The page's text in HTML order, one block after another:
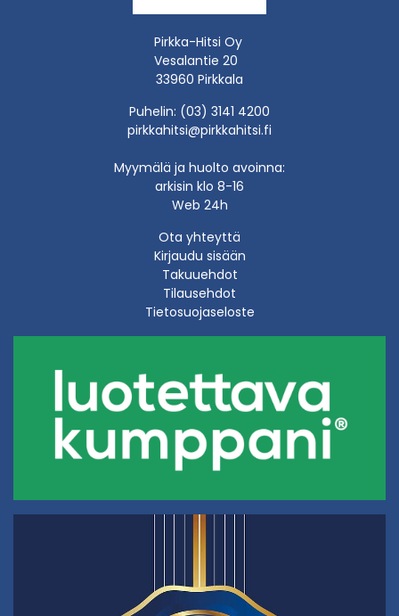
Pirkka-Hitsi Oy
Vesalantie 20
33960 Pirkkala
Puhelin: (03) 3141 4200
pirkkahitsi@pirkkahitsi.fi
Myymälä ja huolto avoinna:
arkisin klo 8-16
Web 24h
Ota yhteyttä
Kirjaudu sisään
Takuuehdot
Tilausehdot
Tietosuojaseloste